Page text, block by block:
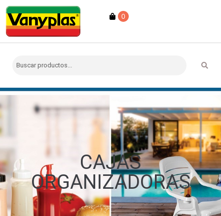
0
CAJAS
ORGANIZADORAS